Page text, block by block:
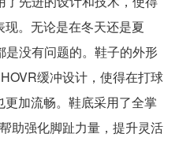
。无论是在冬天还是夏
是没有问题的。鞋子的外形
缓冲设计，使得在打球
加流畅。鞋底采用了全掌
助强化脚趾力量，提升灵活